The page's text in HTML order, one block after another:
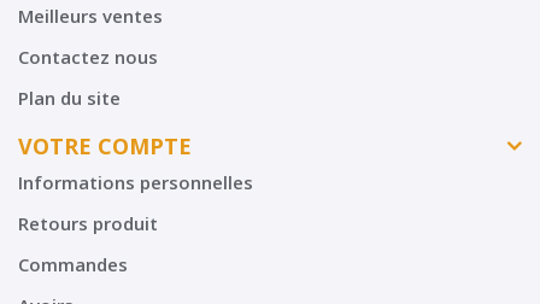
Meilleurs ventes
Contactez nous
Plan du site
VOTRE COMPTE
Informations personnelles
Retours produit
Commandes